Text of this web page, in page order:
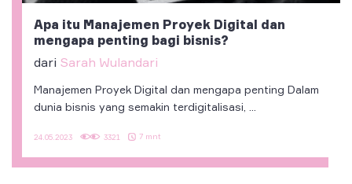
Apa itu Manajemen Proyek Digital dan
mengapa penting bagi bisnis?
dari Sarah Wulandari
Manajemen Proyek Digital dan mengapa penting Dalam
dunia bisnis yang semakin terdigitalisasi, ...
24.05.2023 3321 7 mnt